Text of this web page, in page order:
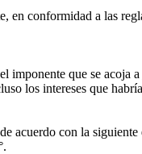
conformidad a las
que se acoja
los intereses que
acuerdo con la